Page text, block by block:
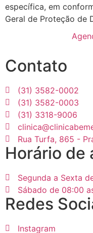
específica, em
Geral de Proteção de
Contato
(31) 3582-0002
(31) 3582-0003
(31) 3318-9006
Rua Turfa, 865 -
Horário de
Segunda a Sexta
Sábado de 08:00
Redes
Instagram